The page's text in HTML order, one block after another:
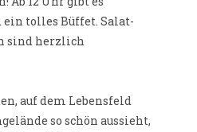
tolles Büffet. Salat-
sind herzlich
auf dem Lebensfeld
so schön aussieht,